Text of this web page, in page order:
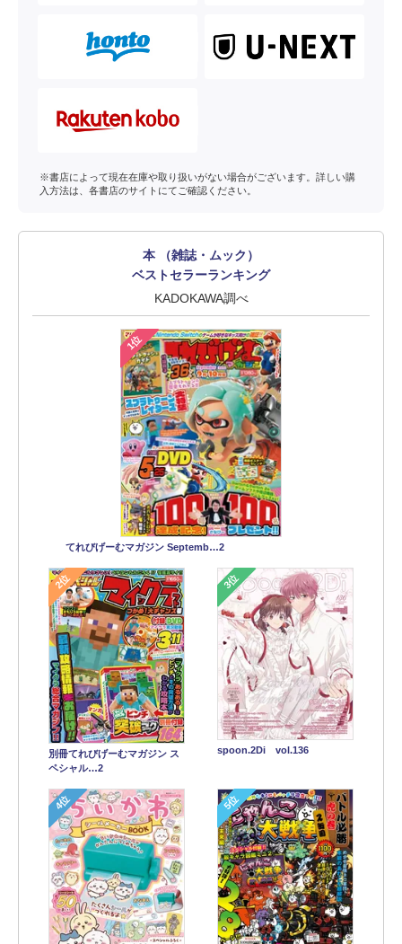
※書店によって現在在庫や取り扱いがない場合がございます。詳しい購
入方法は、各書店のサイトにてご確認ください。
本 （雑誌・ムック）
ベストセラーランキング
KADOKAWA調べ
1位
てれびげーむマガジン Septemb…2
2位
別冊てれびげーむマガジン ス
ペシャル…2
3位
spoon.2Di vol.136
4位 5位